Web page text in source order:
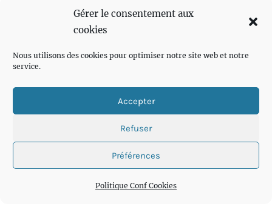
Gérer le consentement aux
cookies
Nous utilisons des cookies pour optimiser notre site web et notre
service.
Accepter
Refuser
Préférences
Politique Conf Cookies